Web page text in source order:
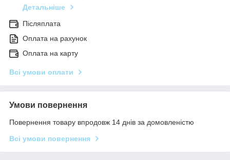
Детальніше
Післяплата
Оплата на рахунок
Оплата на карту
Всі умови оплати
Умови повернення
Повернення товару впродовж 14 днів за домовленістю
Всі умови повернення